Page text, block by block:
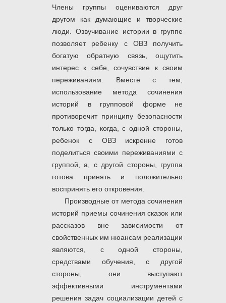
Члены группы оцениваются друг
другом как думающие и творческие
люди. Озвучивание истории в группе
позволяет ребенку с ОВЗ получить
богатую обратную связь, ощутить
интерес к себе, сочувствие к своим
переживаниям. Вместе с тем,
использование метода сочинения
историй в групповой форме не
противоречит принципу безопасности
только тогда, когда, с одной стороны,
ребенок с ОВЗ искренне готов
поделиться своими переживаниями с
группой, а, с другой стороны, группа
готова принять и положительно
воспринять его откровения.
Производные от метода сочинения
историй приемы сочинения сказок или
рассказов вне зависимости от
свойственных им нюансам реализации
являются, с одной стороны,
средствами обучения, с другой
стороны, они выступают
эффективными инструментами
решения задач социализации детей с